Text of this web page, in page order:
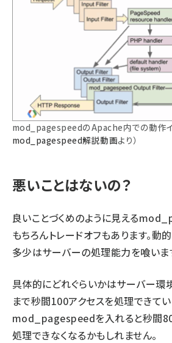
mod_pagespeedのApache内での動作イ
mod_pagespeed解説動画より）
悪いことはないの？
良いことづくめのように見える
もちろんトレードオフもあります。動
多少はサーバーの処理能力を喰いま
具体的にどれぐらいかはサーバー環
まで秒間100アクセスを処理できてい
mod_pagespeedを入れると秒間80
処理できなくなるかもしれません。